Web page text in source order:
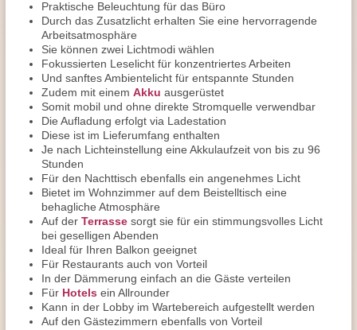
Praktische Beleuchtung für das Büro
Durch das Zusatzlicht erhalten Sie eine hervorragende
Arbeitsatmosphäre
Sie können zwei Lichtmodi wählen
Fokussierten Leselicht für konzentriertes Arbeiten
Und sanftes Ambientelicht für entspannte Stunden
Zudem mit einem Akku ausgerüstet
Somit mobil und ohne direkte Stromquelle verwendbar
Die Aufladung erfolgt via Ladestation
Diese ist im Lieferumfang enthalten
Je nach Lichteinstellung eine Akkulaufzeit von bis zu 96
Stunden
Für den Nachttisch ebenfalls ein angenehmes Licht
Bietet im Wohnzimmer auf dem Beistelltisch eine
behagliche Atmosphäre
Auf der Terrasse sorgt sie für ein stimmungsvolles Licht
bei geselligen Abenden
Ideal für Ihren Balkon geeignet
Für Restaurants auch von Vorteil
In der Dämmerung einfach an die Gäste verteilen
Für Hotels ein Allrounder
Kann in der Lobby im Wartebereich aufgestellt werden
Auf den Gästezimmern ebenfalls von Vorteil